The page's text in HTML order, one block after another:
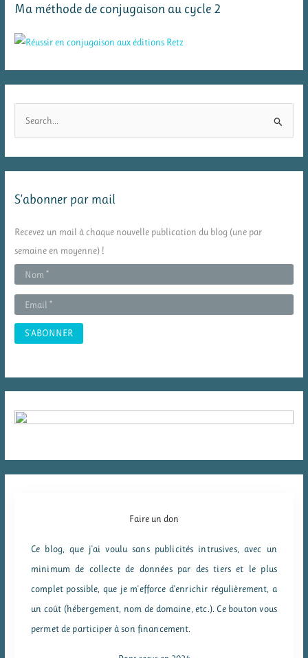
Ma méthode de conjugaison au cycle 2
r
:
S’abonner par mail
Recevez un mail à chaque nouvelle publication du blog (une par
semaine en moyenne) !
Faire un don
Ce blog, que j'ai voulu sans publicités intrusives, avec un
minimum de collecte de données par des tiers et le plus
complet possible, que je m'efforce d'enrichir régulièrement, a
un coût (hébergement, nom de domaine, etc.). Ce bouton vous
permet de participer à son financement.